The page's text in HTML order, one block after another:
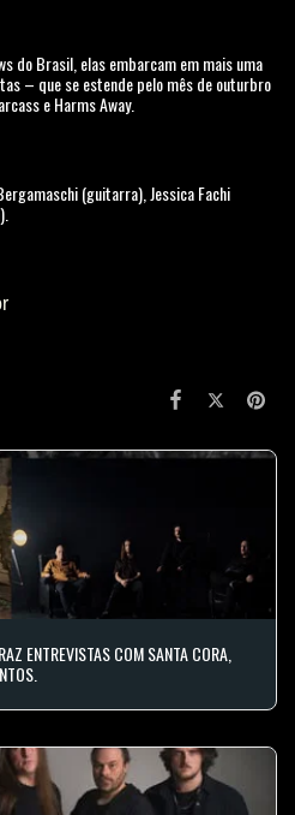
do Brasil, elas embarcam em mais uma
– que se estende pelo mês de outurbro
e Harms Away.
(guitarra), Jessica Fachi
ENTREVISTAS COM SANTA CORA,